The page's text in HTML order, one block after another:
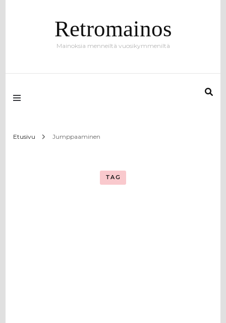
Retromainos
Mainoksia menneiltä vuosikymmeniltä
Etusivu Jumppaaminen
TAG